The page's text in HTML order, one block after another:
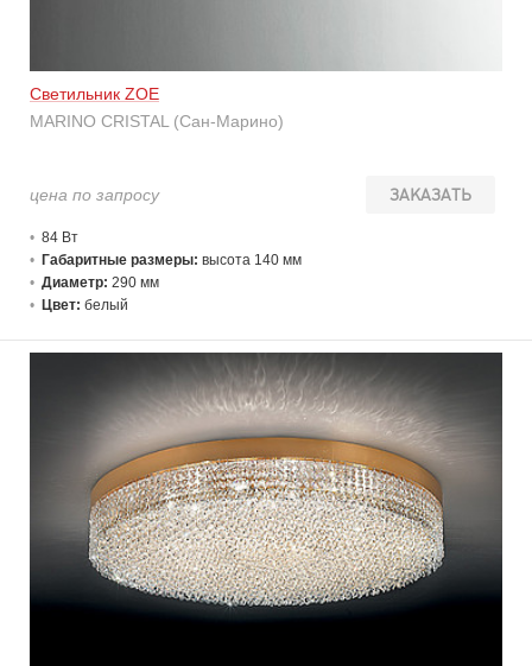
Светильник ZOE
MARINO CRISTAL (Сан-Марино)
ЗАКАЗАТЬ
цена по запросу
84 Вт
Габаритные размеры: высота 140 мм
Диаметр: 290 мм
Цвет: белый